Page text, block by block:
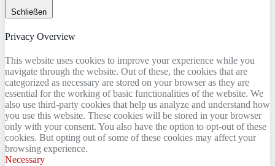
Schließen
Privacy Overview
This website uses cookies to improve your experience while you
navigate through the website. Out of these, the cookies that are
categorized as necessary are stored on your browser as they are
essential for the working of basic functionalities of the website. We
also use third-party cookies that help us analyze and understand how
you use this website. These cookies will be stored in your browser
only with your consent. You also have the option to opt-out of these
cookies. But opting out of some of these cookies may affect your
browsing experience.
Necessary